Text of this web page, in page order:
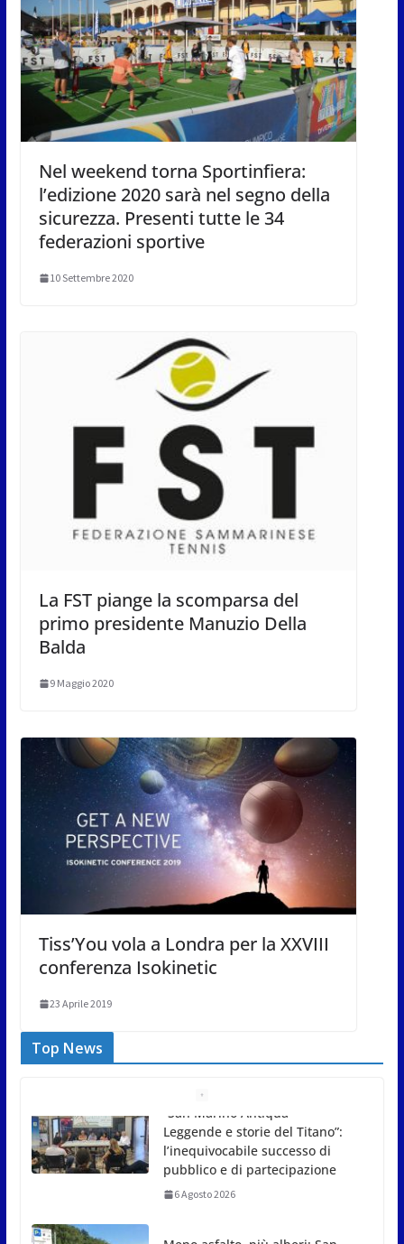
Nel weekend torna Sportinfiera:
l’edizione 2020 sarà nel segno della
sicurezza. Presenti tutte le 34
federazioni sportive
10 Settembre 2020
La FST piange la scomparsa del
primo presidente Manuzio Della
Balda
9 Maggio 2020
Tiss’You vola a Londra per la XXVIII
conferenza Isokinetic
23 Aprile 2019
Top News
Meno asfalto, più alberi: San
Marino punta sulla
depavimentazione per
contrastare caldo e rischio
6 Agosto 2026